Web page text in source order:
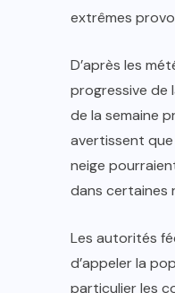
extrêmes
D’après les
progressive
de la semaine
avertissent
neige
dans certaines
Les autorités
d’appeler la
particulier les